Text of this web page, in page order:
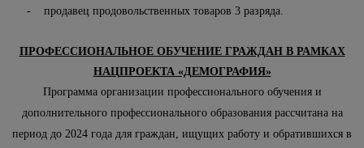
- продавец продовольственных товаров 3 разряда.
ПРОФЕССИОНАЛЬНОЕ ОБУЧЕНИЕ ГРАЖДАН В РАМКАХ
НАЦПРОЕКТА «ДЕМОГРАФИЯ»
Программа организации профессионального обучения и
дополнительного профессионального образования рассчитана на
период до 2024 года для граждан, ищущих работу и обратившихся в